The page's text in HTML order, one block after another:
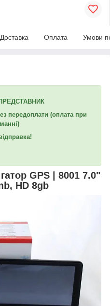
Доставка Оплата Умови
передоплати (оплата при
GPS | 8001 7.0"
HD 8gb